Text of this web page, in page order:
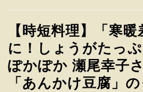
【時短料理】「寒
に！しょうがたっ
ぽかぽか 瀬尾幸子
「あんかけ豆腐」